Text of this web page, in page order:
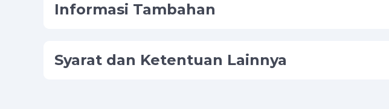
Informasi Tambahan
Syarat dan Ketentuan Lainnya